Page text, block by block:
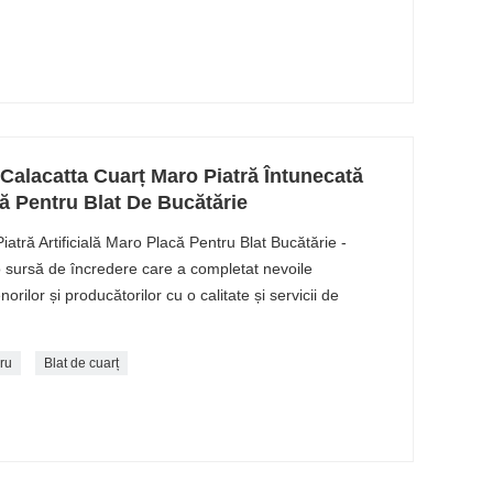
Cuarț Maro Piatră Întunecată
Pentru Blat De Bucătărie
Artificială Maro Placă Pentru Blat Bucătărie -
sursă de încredere care a completat nevoile
și producătorilor cu o calitate și servicii de
Blat de cuarț